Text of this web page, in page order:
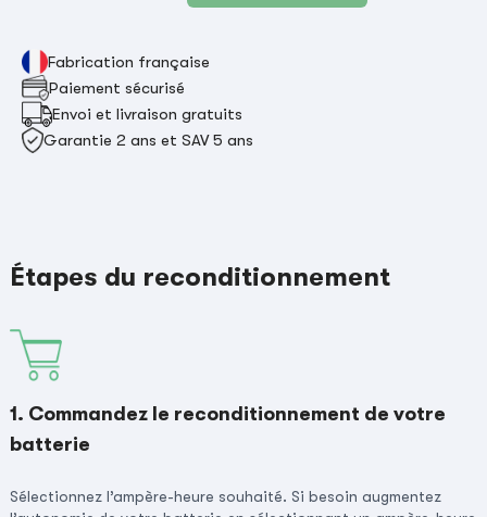
Fabrication française
Paiement sécurisé
Envoi et livraison gratuits
Garantie 2 ans et SAV 5 ans
Étapes du reconditionnement
1. Commandez le reconditionnement de votre
batterie
Sélectionnez l’ampère-heure souhaité. Si besoin augmentez